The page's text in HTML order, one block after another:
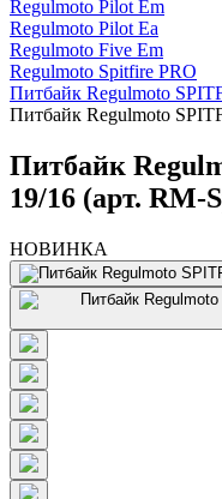
Regulmoto Pilot Em
Regulmoto Pilot Ea
Regulmoto Five Em
Regulmoto Spitfire PRO
Питбайк Regulmoto
Питбайк Regulmoto
Питбайк
19/16 (арт.
НОВИНКА